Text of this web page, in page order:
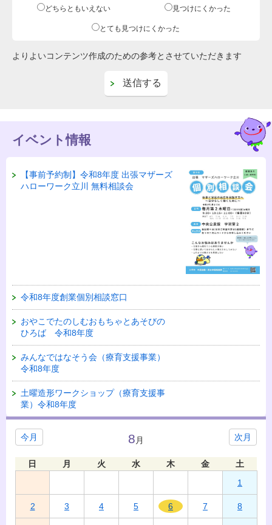
どちらともいえない 見つけにくかった
とても見つけにくかった
よりよいコンテンツ作成のための参考とさせていただきます
イベント情報
【事前予約制】令和8年度 出張マザーズ
ハローワーク立川 無料相談会
令和8年度創業個別相談窓口
おやこでたのしむおもちゃとあそびの
ひろば 令和8年度
みんなではなそう会（療育支援事業）
令和8年度
土曜造形ワークショップ（療育支援事
業）令和8年度
今月 次月
8 月
日 月 火 水 木 金
土
1
2 3 4 5 6 7 8